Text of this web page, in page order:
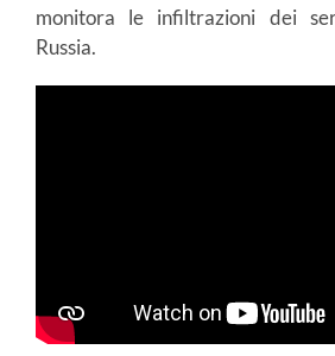
monitora le infiltrazioni dei
Russia.